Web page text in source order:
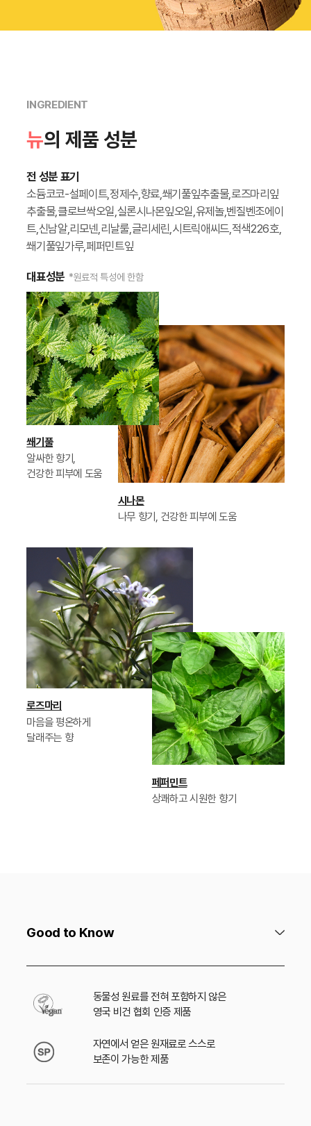
INGREDIENT
뉴의 제품 성분
전 성분 표기
소듐코코-설페이트,정제수,향료,쐐기풀잎추출물,로즈마리잎
추출물,클로브싹오일,실론시나몬잎오일,유제놀,벤질벤조에이
트,신남알,리모넨,리날룰,글리세린,시트릭애씨드,적색226호,
쐐기풀잎가루,페퍼민트잎
대표성분 *원료적 특성에 한함
쐐기풀
알싸한 향기,
건강한 피부에 도움
시나몬
나무 향기, 건강한 피부에 도움
로즈마리
마음을 평온하게
달래주는 향
페퍼민트
상쾌하고 시원한 향기
Good to Know
동물성 원료를 전혀 포함하지 않은
영국 비건 협회 인증 제품
자연에서 얻은 원재료로 스스로
보존이 가능한 제품